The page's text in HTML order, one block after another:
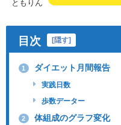
ともりん
目次 [隠す]
1 ダイエット月間報告
実践日数
歩数データー
2 体組成のグラフ変化